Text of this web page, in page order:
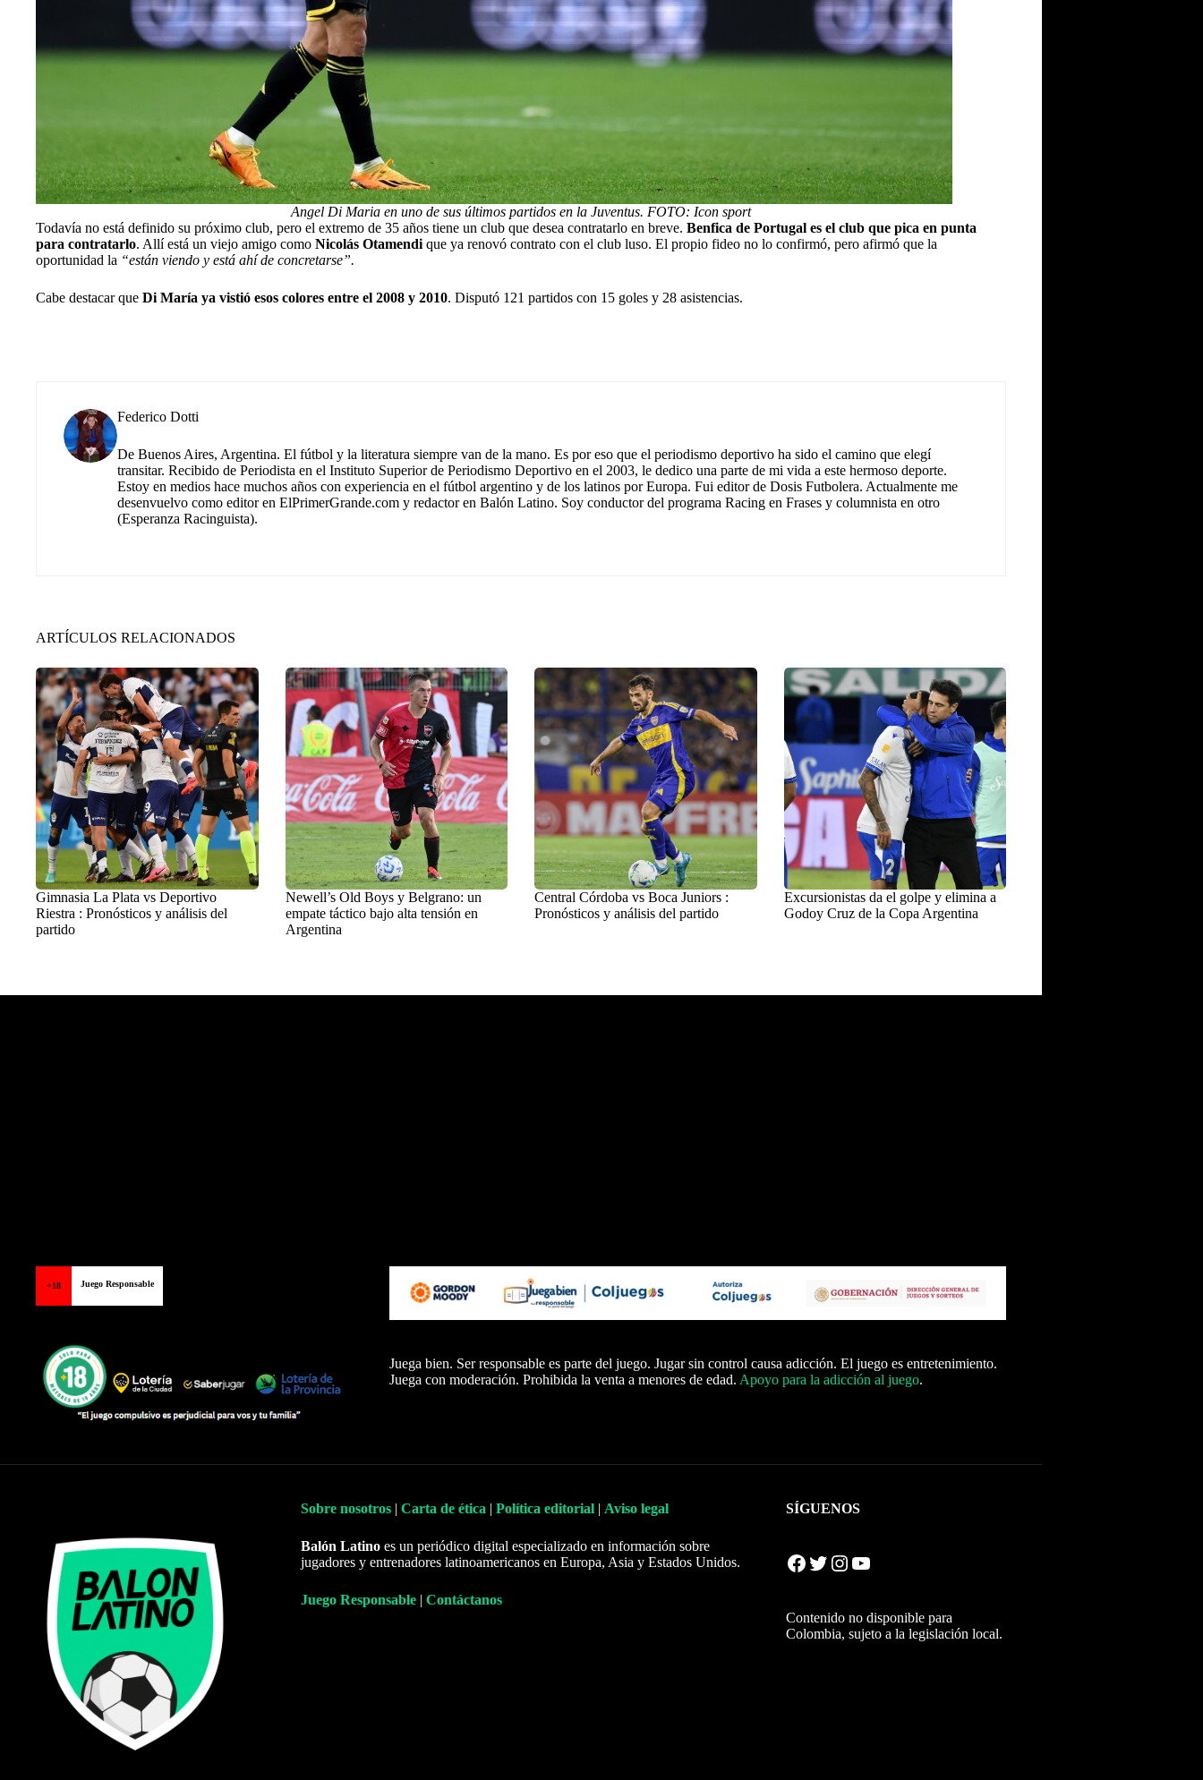
Angel Di Maria en uno de sus últimos partidos en la Juventus. FOTO: Icon sport
Todavía no está definido su próximo club, pero el extremo de 35 años tiene un club que desea contratarlo en breve. Benfica de Portugal es el club que pica en punta
para contratarlo. Allí está un viejo amigo como Nicolás Otamendi que ya renovó contrato con el club luso. El propio fideo no lo confirmó, pero afirmó que la
oportunidad la “están viendo y está ahí de concretarse”.
Cabe destacar que Di María ya vistió esos colores entre el 2008 y 2010. Disputó 121 partidos con 15 goles y 28 asistencias.
Federico Dotti
De Buenos Aires, Argentina. El fútbol y la literatura siempre van de la mano. Es por eso que el periodismo deportivo ha sido el camino que elegí
transitar. Recibido de Periodista en el Instituto Superior de Periodismo Deportivo en el 2003, le dedico una parte de mi vida a este hermoso deporte.
Estoy en medios hace muchos años con experiencia en el fútbol argentino y de los latinos por Europa. Fui editor de Dosis Futbolera. Actualmente me
desenvuelvo como editor en ElPrimerGrande.com y redactor en Balón Latino. Soy conductor del programa Racing en Frases y columnista en otro
(Esperanza Racinguista).
ARTÍCULOS RELACIONADOS
Gimnasia La Plata vs Deportivo
Riestra : Pronósticos y análisis del
partido
Newell’s Old Boys y Belgrano: un
empate táctico bajo alta tensión en
Argentina
Central Córdoba vs Boca Juniors :
Pronósticos y análisis del partido
Excursionistas da el golpe y elimina a
Godoy Cruz de la Copa Argentina
+18 Juego Responsable
Juega bien. Ser responsable es parte del juego. Jugar sin control causa adicción. El juego es entretenimiento.
Juega con moderación. Prohibida la venta a menores de edad. Apoyo para la adicción al juego.
Sobre nosotros | Carta de ética | Política editorial | Aviso legal
Balón Latino es un periódico digital especializado en información sobre
jugadores y entrenadores latinoamericanos en Europa, Asia y Estados Unidos.
Juego Responsable | Contáctanos
SÍGUENOS
Facebook Twitter Instagram YouTube
Contenido no disponible para
Colombia, sujeto a la legislación local.